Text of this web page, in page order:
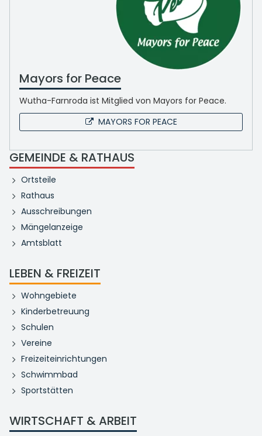
Mayors for Peace
Wutha-Farnroda ist Mitglied von Mayors for Peace.
MAYORS FOR PEACE
GEMEINDE & RATHAUS
Ortsteile
Rathaus
Ausschreibungen
Mängelanzeige
Amtsblatt
LEBEN & FREIZEIT
Wohngebiete
Kinderbetreuung
Schulen
Vereine
Freizeiteinrichtungen
Schwimmbad
Sportstätten
WIRTSCHAFT & ARBEIT